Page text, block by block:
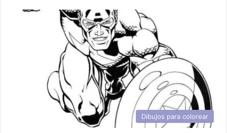
Dibujos para colorear